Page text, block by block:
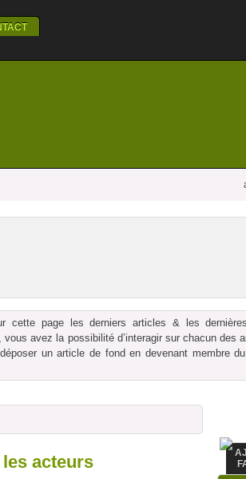
cette page les derniers articles & les
avez la possibilité d’interagir sur chacun des
un article de fond en devenant membre
acteurs